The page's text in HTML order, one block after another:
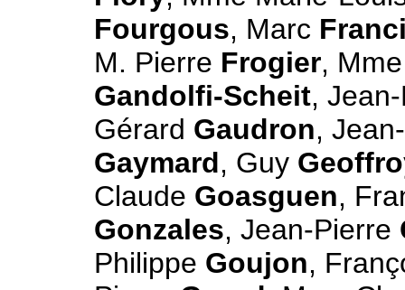
Fourgous, Marc
M. Pierre Frogier,
Gandolfi-Scheit,
Gérard Gaudron,
Gaymard, Guy
Claude Goasguen,
Gonzales, Jean-Pierre
Philippe Goujon,